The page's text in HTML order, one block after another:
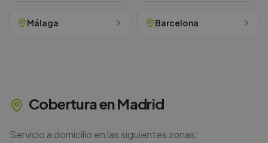
Málaga Barcelona
Cobertura enMadrid
Servicio a domicilio en las siguientes zonas: